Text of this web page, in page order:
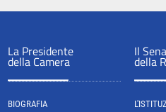
La Presidente
della Camera
BIOGRAFIA
Il
della